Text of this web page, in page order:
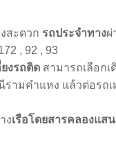
สะดวก รถประจำทางผ่
, 92 , 93
งรถติด สามารถเลือกเ
รามคำแหง แล้วต่อรถ
งเรือโดยสารคลองแส